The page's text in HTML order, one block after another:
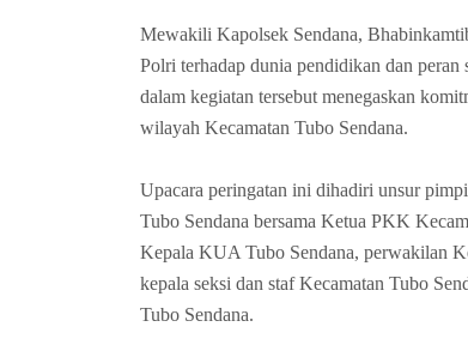
Mewakili Kapolsek Sendana,
Polri terhadap dunia pendidikan dan peran
dalam kegiatan tersebut menegaskan
wilayah Kecamatan Tubo Sendana.
Upacara peringatan ini dihadiri unsur
Tubo Sendana bersama Ketua PKK
Kepala KUA Tubo Sendana, perwakilan
kepala seksi dan staf Kecamatan Tubo
Tubo Sendana.